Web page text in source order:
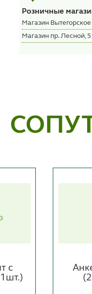
Розничные
Магазин
Магазин пр. Лесной,
с